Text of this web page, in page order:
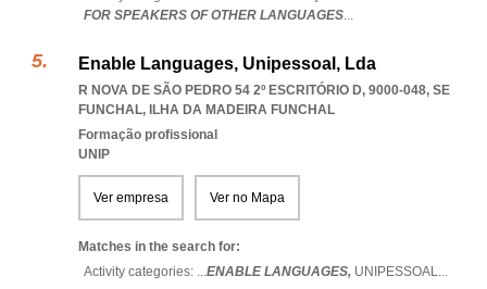
FOR SPEAKERS OF OTHER LANGUAGES...
Enable Languages, Unipessoal, Lda
R NOVA DE SÃO PEDRO 54 2º ESCRITÓRIO D, 9000-048, SE
FUNCHAL, ILHA DA MADEIRA FUNCHAL
Formação profissional
UNIP
Ver empresa Ver no Mapa
Matches in the search for:
Activity categories: ...ENABLE LANGUAGES, UNIPESSOAL...